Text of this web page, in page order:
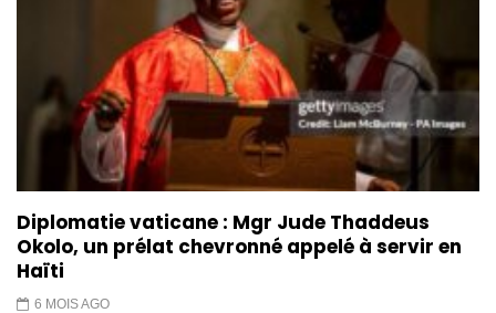
Diplomatie vaticane : Mgr Jude Thaddeus
Okolo, un prélat chevronné appelé à servir en
Haïti
6 MOIS AGO